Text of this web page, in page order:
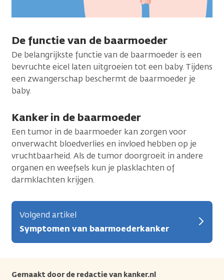
De functie van de baarmoeder
De belangrijkste functie van de baarmoeder is een
bevruchte eicel laten uitgroeien tot een baby. Tijdens
een zwangerschap beschermt de baarmoeder je
baby.
Kanker in de baarmoeder
Een tumor in de baarmoeder kan zorgen voor
onverwacht bloedverlies en invloed hebben op je
vruchtbaarheid. Als de tumor doorgroeit in andere
organen en weefsels kun je plasklachten of
darmklachten krijgen.
Volgend artikel
Symptomen van baarmoederkanker
Gemaakt door de redactie van kanker.nl